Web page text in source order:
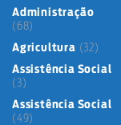
Administração
(68)
Agricultura (32)
Assistência Social
(3)
Assistência Social
(49)